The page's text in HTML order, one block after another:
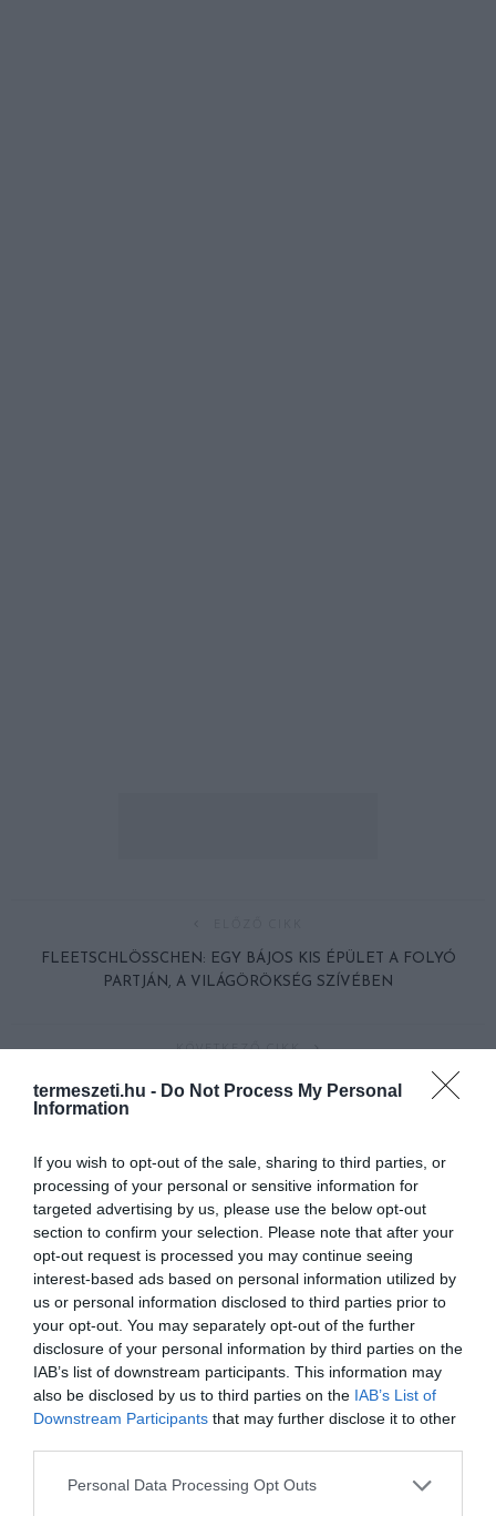
termeszeti.hu - Do Not Process My Personal
Information
If you wish to opt-out of the sale, sharing to third parties, or
processing of your personal or sensitive information for
targeted advertising by us, please use the below opt-out
section to confirm your selection. Please note that after your
opt-out request is processed you may continue seeing
interest-based ads based on personal information utilized by
us or personal information disclosed to third parties prior to
your opt-out. You may separately opt-out of the further
disclosure of your personal information by third parties on the
IAB’s list of downstream participants. This information may
also be disclosed by us to third parties on the IAB’s List of
Downstream Participants that may further disclose it to other
Please note that this website/app uses one or more Google
Personal Data Processing Opt Outs
FLEETSCHLÖSSCHEN: EGY BÁJOS KIS ÉPÜLET A FOLYÓ
PARTJÁN, A VILÁGÖRÖKSÉG SZÍVÉBEN
KÖVETKEZŐ CIKK
ISMERJÜK MEG AZ ÉV MADARÁT, A KERECSENSÓLYMOT!
HASONLÓ ÉRDEKESSÉGEK
KÖRNYÉKÉN: TERMÉSZET,
FELETT: MI EZ A LÁTHATATLAN